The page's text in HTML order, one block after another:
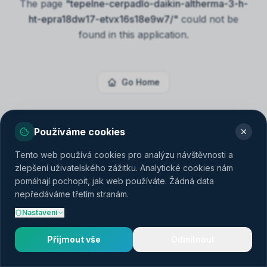
The page "tepelne-cerpadlo-daikin-altherma-3-h-
ht-epra18dw17-etvx16s18e9w7/" could not be
found in this application.
Go Home
Používáme cookies
Tento web používá cookies pro analýzu návštěvnosti a
zlepšení uživatelského zážitku. Analytické cookies nám
pomáhají pochopit, jak web používáte. Žádná data
nepředáváme třetím stranám.
Nastavení
Přijmout vše